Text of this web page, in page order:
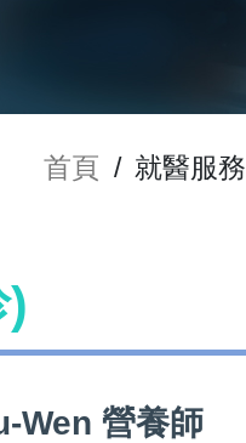
首頁 / 就醫服務
Wen 營養師